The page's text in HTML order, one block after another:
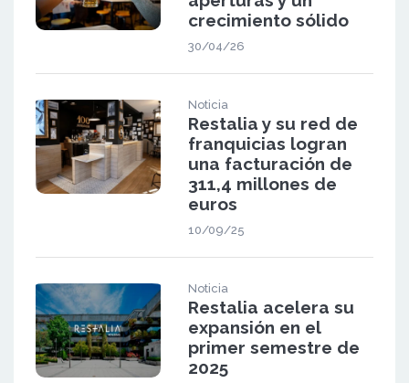
crecimiento sólido
30/04/26
Noticia
Restalia y su red de
franquicias logran
una facturación de
311,4 millones de
euros
10/09/25
Noticia
Restalia acelera su
expansión en el
primer semestre de
2025